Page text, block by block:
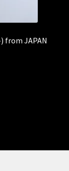
from JAPAN